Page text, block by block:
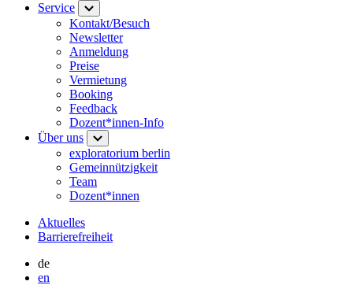
Service
Kontakt/Besuch
Newsletter
Anmeldung
Preise
Vermietung
Booking
Feedback
Dozent*innen-Info
Über uns
exploratorium berlin
Gemeinnützigkeit
Team
Dozent*innen
Aktuelles
Barrierefreiheit
de
en